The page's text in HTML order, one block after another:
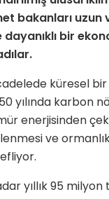
bakanları uzun
bir
küresel
yılında karbon
enerjisinden
ve
yıllık 95